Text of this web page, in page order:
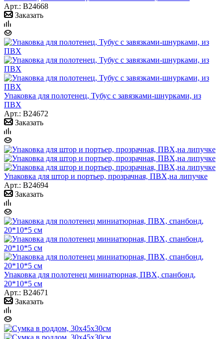
Арт.: B24668
Заказать
Упаковка для полотенец, Тубус с завязками-шнурками, из
ПВХ
Арт.: B24672
Заказать
Упаковка для штор и портьер, прозрачная, ПВХ,на липучке
Арт.: B24694
Заказать
Упаковка для полотенец миниатюрная, ПВХ, спанбонд,
20*10*5 см
Арт.: B24671
Заказать